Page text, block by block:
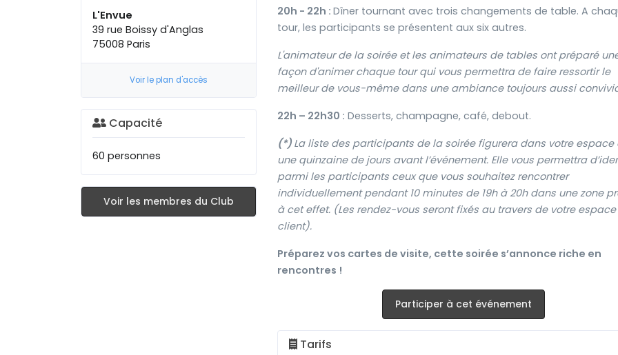
L'Envue
39 rue Boissy d'Anglas
75008 Paris
Voir le plan d'accès
Capacité
60 personnes
Voir les membres du Club
20h - 22h : Dîner tournant avec trois changements de table. A
tour, les participants se présentent aux six autres.
L'animateur de la soirée et les animateurs de tables ont préparé
façon d'animer chaque tour qui vous permettra de faire ressortir le
meilleur de vous-même dans une ambiance toujours aussi
22h – 22h30 : Desserts, champagne, café, debout.
(*) La liste des participants de la soirée figurera dans votre espace
une quinzaine de jours avant l’événement. Elle vous permettra
parmi les participants ceux que vous souhaitez rencontrer
individuellement pendant 10 minutes de 19h à 20h dans une zone
à cet effet. (Les rendez-vous seront fixés au travers de votre espace
client).
Préparez vos cartes de visite, cette soirée s’annonce riche en
rencontres !
Participer à cet événement
Tarifs